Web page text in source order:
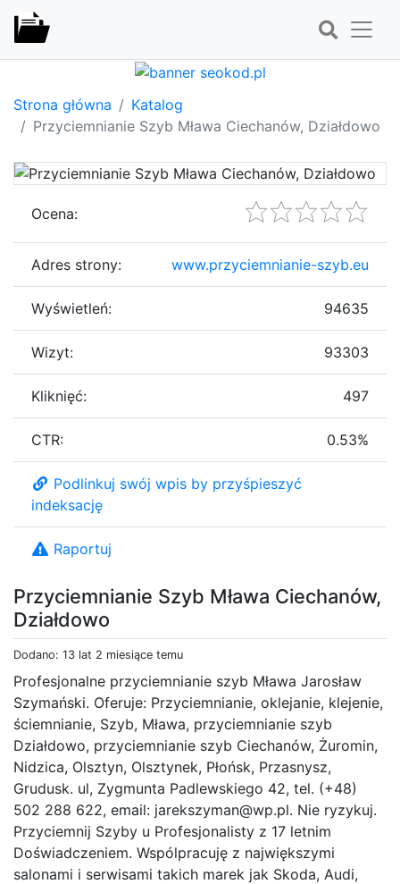
Strona główna
Katalog
Przyciemnianie Szyb Mława Ciechanów, Działdowo
Przyciemnianie Szyb Mława Ciechanów,
Działdowo
Dodano: 13 lat 2 miesiące temu
Profesjonalne przyciemnianie szyb Mława Jarosław
Szymański. Oferuje: Przyciemnianie, oklejanie, klejenie,
ściemnianie, Szyb, Mława, przyciemnianie szyb
Działdowo, przyciemnianie szyb Ciechanów, Żuromin,
Nidzica, Olsztyn, Olsztynek, Płońsk, Przasnysz,
Grudusk. ul, Zygmunta Padlewskiego 42, tel. (+48)
502 288 622, email: jarekszyman@wp.pl. Nie ryzykuj.
Przyciemnij Szyby u Profesjonalisty z 17 letnim
Doświadczeniem. Wspólpracuję z największymi
salonami i serwisami takich marek jak Skoda, Audi,
Ocena:
Adres strony: www.przyciemnianie-szyb.eu
Wyświetleń: 94635
Wizyt: 93303
Kliknięć: 497
CTR: 0.53%
Podlinkuj swój wpis by przyśpieszyć
indeksację
Raportuj